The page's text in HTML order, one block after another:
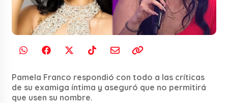
Pamela Franco respondió con todo a las críticas
de su examiga íntima y aseguró que no permitirá
que usen su nombre.